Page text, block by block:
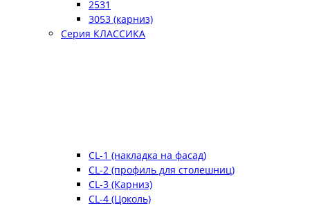
2531
3053 (карниз)
Серия КЛАССИКА
CL-1 (накладка на фасад)
CL-2 (профиль для столешниц)
CL-3 (Карниз)
CL-4 (Цоколь)